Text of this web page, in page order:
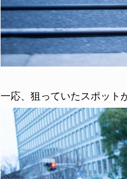
一応、狙っていたスポット